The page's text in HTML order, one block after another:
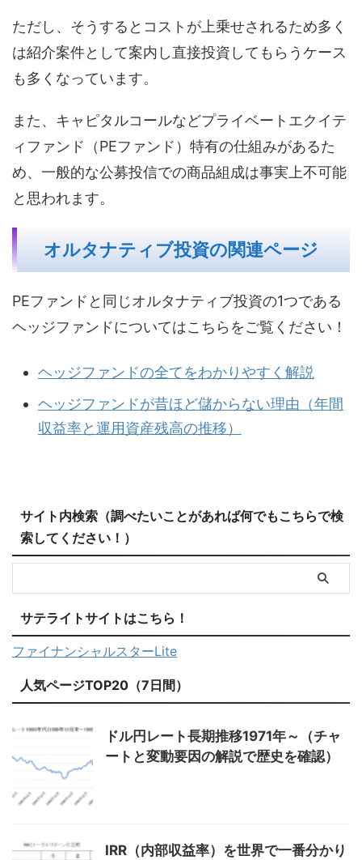
ただし、そうするとコストが上乗せされるため多く
は紹介案件として案内し直接投資してもらうケース
も多くなっています。
また、キャピタルコールなどプライベートエクイテ
ィファンド（PEファンド）特有の仕組みがあるた
め、一般的な公募投信での商品組成は事実上不可能
と思われます。
オルタナティブ投資の関連ページ
PEファンドと同じオルタナティブ投資の1つである
ヘッジファンドについてはこちらをご覧ください！
ヘッジファンドの全てをわかりやすく解説
ヘッジファンドが昔ほど儲からない理由（年間
収益率と運用資産残高の推移）
サイト内検索（調べたいことがあれば何でもこちらで検
索してください！）
サテライトサイトはこちら！
ファイナンシャルスターLite
人気ページTOP20（7日間）
ドル円レート長期推移1971年～（チャ
ートと変動要因の解説で歴史を確認）
IRR（内部収益率）を世界で一番分かり